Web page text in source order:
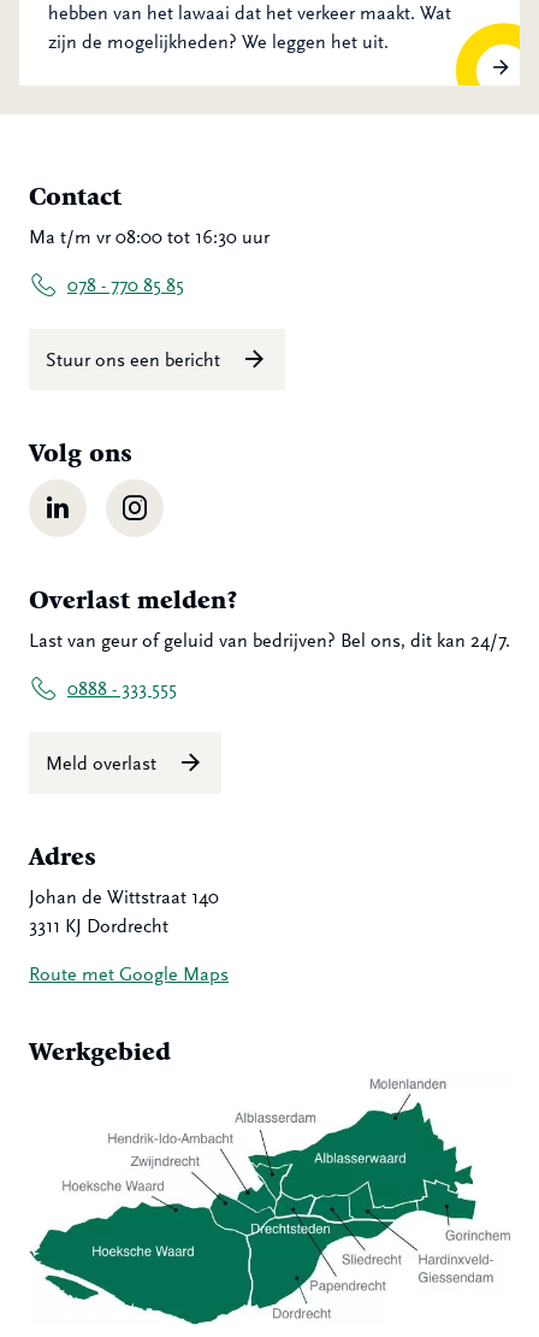
hebben van het lawaai dat het verkeer maakt. Wat
zijn de mogelijkheden? We leggen het uit.
Contact
Ma t/m vr 08:00 tot 16:30 uur
078 - 770 85 85
Stuur ons een bericht
Volg ons
LinkedIn Instagram
Overlast melden?
Last van geur of geluid van bedrijven? Bel ons, dit kan 24/7.
0888 - 333 555
Meld overlast
Adres
Johan de Wittstraat 140
3311 KJ Dordrecht
Route met Google Maps
Werkgebied